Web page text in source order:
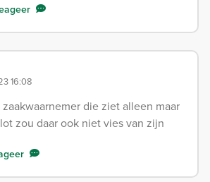
16:08
die ziet alleen maar
zou daar ook niet vies van zijn